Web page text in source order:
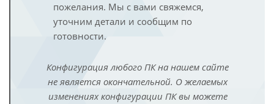
пожелания. Мы с вами свяжемся,
уточним детали и сообщим по
готовности.
Конфигурация любого ПК на нашем сайте
не является окончательной. О желаемых
изменениях конфигурации ПК вы можете